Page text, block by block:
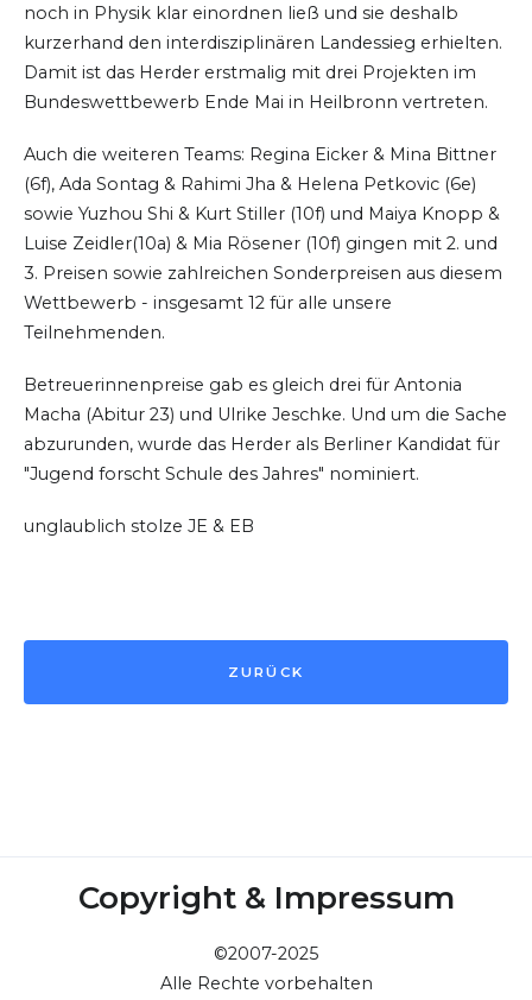
noch in Physik klar einordnen ließ und sie deshalb
kurzerhand den interdisziplinären Landessieg erhielten.
Damit ist das Herder erstmalig mit drei Projekten im
Bundeswettbewerb Ende Mai in Heilbronn vertreten.
Auch die weiteren Teams: Regina Eicker & Mina Bittner
(6f), Ada Sontag & Rahimi Jha & Helena Petkovic (6e)
sowie Yuzhou Shi & Kurt Stiller (10f) und Maiya Knopp &
Luise Zeidler(10a) & Mia Rösener (10f) gingen mit 2. und
3. Preisen sowie zahlreichen Sonderpreisen aus diesem
Wettbewerb - insgesamt 12 für alle unsere
Teilnehmenden.
Betreuerinnenpreise gab es gleich drei für Antonia
Macha (Abitur 23) und Ulrike Jeschke. Und um die Sache
abzurunden, wurde das Herder als Berliner Kandidat für
"Jugend forscht Schule des Jahres" nominiert.
unglaublich stolze JE & EB
ZURÜCK
Copyright & Impressum
©2007-2025
Alle Rechte vorbehalten